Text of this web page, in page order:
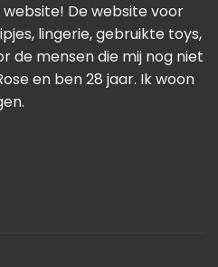
De website voor
lingerie, gebruikte toys,
de mensen die mij nog niet
en ben 28 jaar. Ik woon